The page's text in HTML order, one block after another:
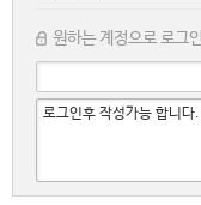
원하는 계정으로 로그